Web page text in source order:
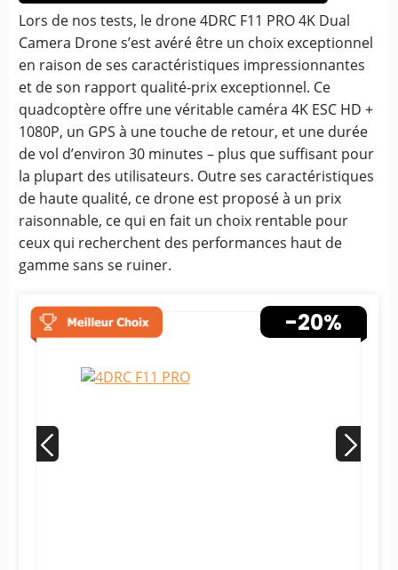
Lors de nos tests, le drone 4DRC F11 PRO 4K Dual
Camera Drone s’est avéré être un choix exceptionnel
en raison de ses caractéristiques impressionnantes
et de son rapport qualité-prix exceptionnel. Ce
quadcoptère offre une véritable caméra 4K ESC HD +
1080P, un GPS à une touche de retour, et une durée
de vol d’environ 30 minutes – plus que suffisant pour
la plupart des utilisateurs. Outre ses caractéristiques
de haute qualité, ce drone est proposé à un prix
raisonnable, ce qui en fait un choix rentable pour
ceux qui recherchent des performances haut de
gamme sans se ruiner.
-20%